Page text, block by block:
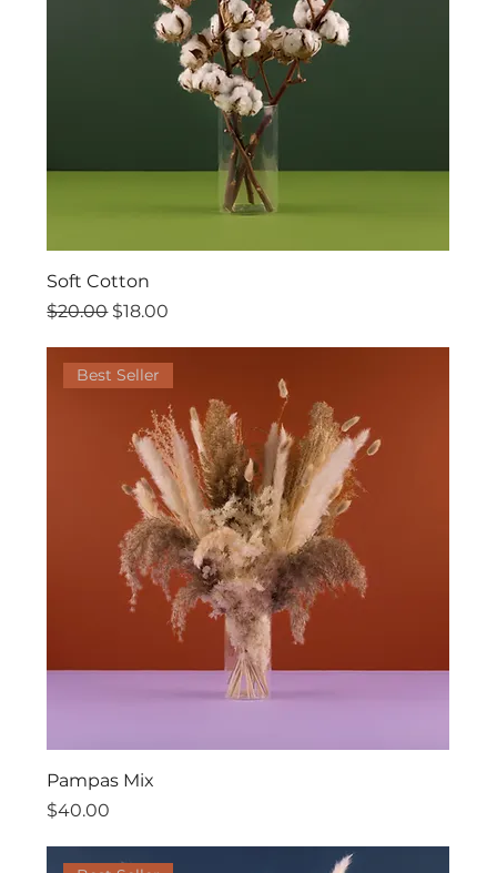
Soft Cotton
一般價格
$20.00 促銷價格
$18.00
Best Seller
Pampas Mix
價格
$40.00